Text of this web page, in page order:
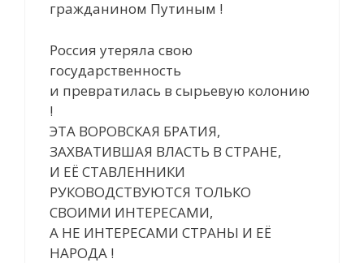
гражданином Путиным !
Россия утеряла свою
государственность
и превратилась в сырьевую колонию
!
ЭТА ВОРОВСКАЯ БРАТИЯ,
ЗАХВАТИВШАЯ ВЛАСТЬ В СТРАНЕ,
И ЕЁ СТАВЛЕННИКИ
РУКОВОДСТВУЮТСЯ ТОЛЬКО
СВОИМИ ИНТЕРЕСАМИ,
А НЕ ИНТЕРЕСАМИ СТРАНЫ И ЕЁ
НАРОДА !